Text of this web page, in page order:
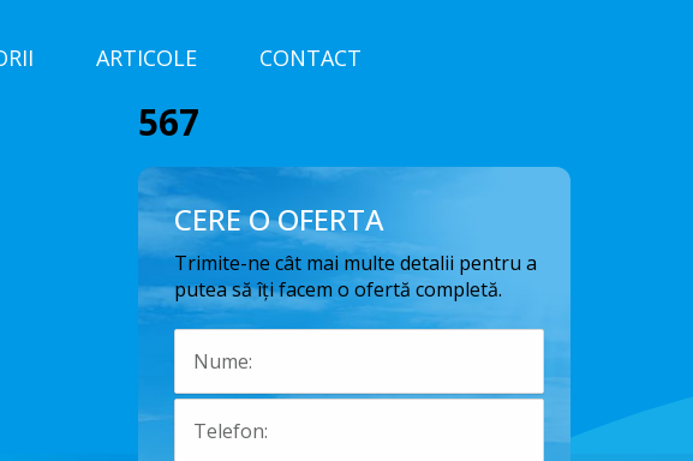
ARTICOLE CONTACT
567
CERE O OFERTA
Trimite-ne cât mai multe detalii pentru a
putea să îți facem o ofertă completă.